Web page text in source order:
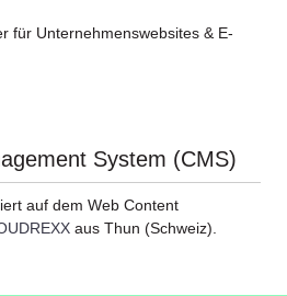
für Unternehmenswebsites & E-
System (CMS)
auf dem Web Content
aus Thun (Schweiz).